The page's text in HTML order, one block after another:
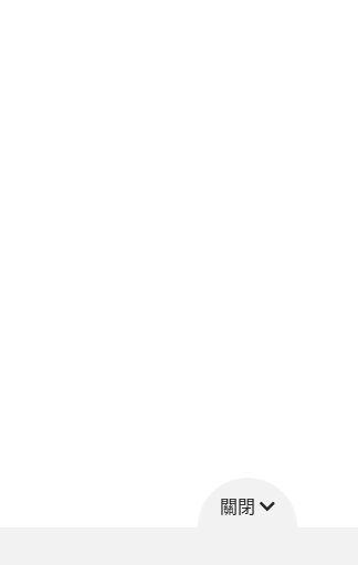
關閉